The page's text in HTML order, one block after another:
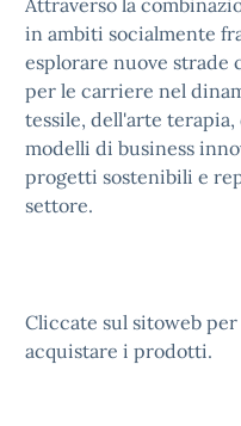
Attraverso la
in ambiti socialmente
esplorare nuove
per le carriere nel
tessile, dell'arte
modelli di business
progetti sostenibili e
settore.
Cliccate sul sitoweb
acquistare i prodotti.